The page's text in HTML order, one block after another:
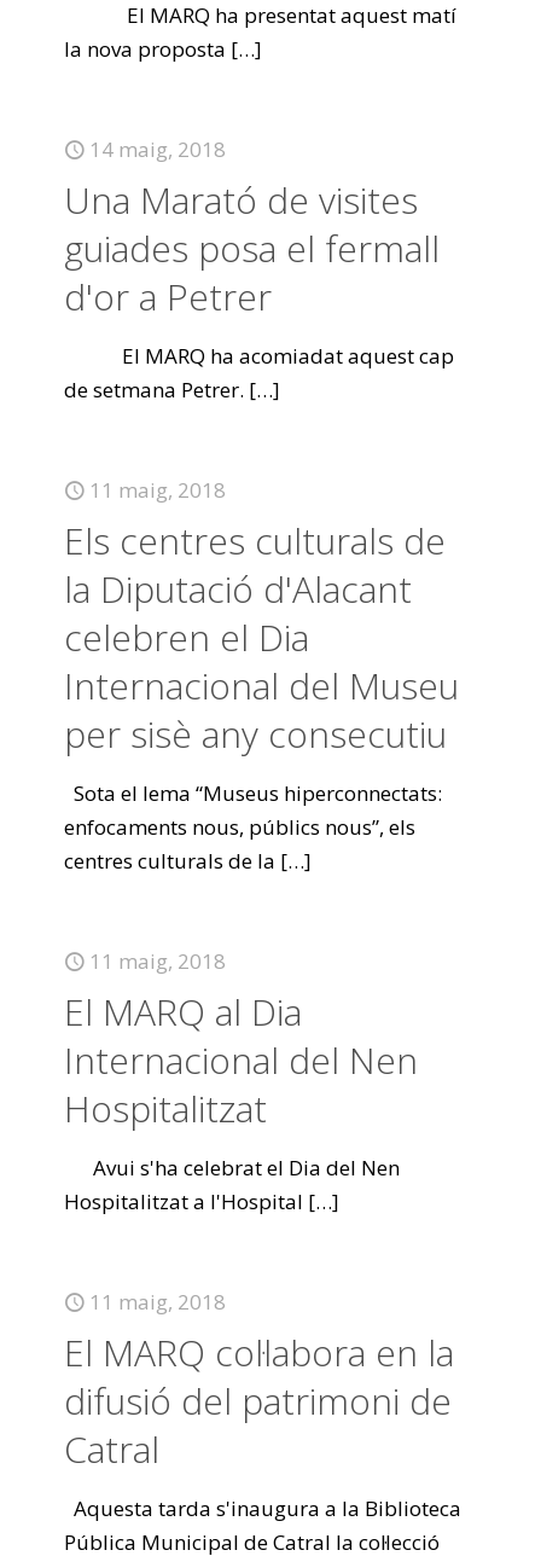
El MARQ ha presentat aquest matí
la nova proposta […]
14 maig, 2018
Una Marató de visites
guiades posa el fermall
d'or a Petrer
El MARQ ha acomiadat aquest cap
de setmana Petrer. […]
11 maig, 2018
Els centres culturals de
la Diputació d'Alacant
celebren el Dia
Internacional del Museu
per sisè any consecutiu
Sota el lema “Museus hiperconnectats:
enfocaments nous, públics nous”, els
centres culturals de la […]
11 maig, 2018
El MARQ al Dia
Internacional del Nen
Hospitalitzat
Avui s'ha celebrat el Dia del Nen
Hospitalitzat a l'Hospital […]
11 maig, 2018
El MARQ col·labora en la
difusió del patrimoni de
Catral
Aquesta tarda s'inaugura a la Biblioteca
Pública Municipal de Catral la col·lecció